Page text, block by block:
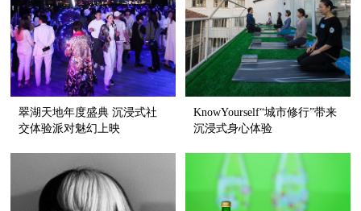
翠湖天地年度盛典 沉浸式社
交体验派对魅幻上映
KnowYourself“城市修行”带来
沉浸式身心体验